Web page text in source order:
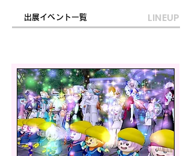
出展イベント一覧 LINEUP